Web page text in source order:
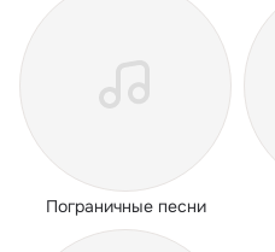
Пограничные песни